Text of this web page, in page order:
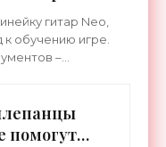
гитар Neo,
обучению игре.
–
помогут